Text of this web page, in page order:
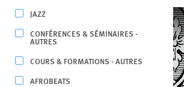
JAZZ
CONFÉRENCES & SÉMINAIRES -
AUTRES
COURS & FORMATIONS - AUTRES
AFROBEATS